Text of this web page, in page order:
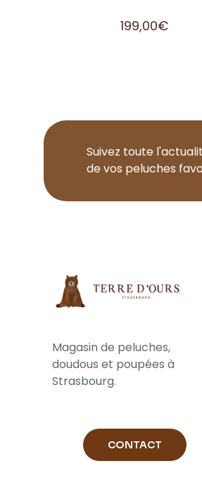
199,00€
Suivez toute
de vos peluches
Magasin de peluches,
doudous et poupées à
Strasbourg.
CONTACT